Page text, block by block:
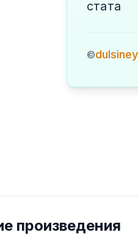
стата
©
произведения